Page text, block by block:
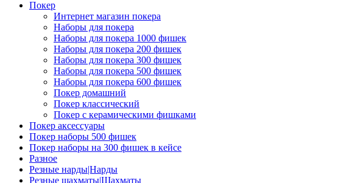
Покер
Интернет магазин покера
Наборы для покера
Наборы для покера 1000 фишек
Наборы для покера 200 фишек
Наборы для покера 300 фишек
Наборы для покера 500 фишек
Наборы для покера 600 фишек
Покер домашний
Покер классический
Покер с керамическими фишками
Покер аксессуары
Покер наборы 500 фишек
Покер наборы на 300 фишек в кейсе
Разное
Резные нарды|Нарды
Резные шахматы|Шахматы